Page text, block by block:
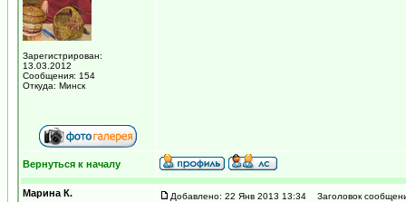
Зарегистрирован:
13.03.2012
Сообщения: 154
Откуда: Минск
Вернуться к началу
Марина К. Добавлено: 22 Янв 2013 13:34 Заголовок